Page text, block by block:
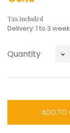
Tax included
Delivery: 1 to 3
Quantity
ADD TO